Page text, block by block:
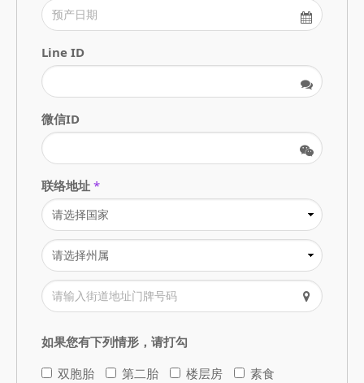
Line ID
微信ID
联络地址 *
如果您有下列情形，请打勾
双胞胎
第二胎 楼层房
素食